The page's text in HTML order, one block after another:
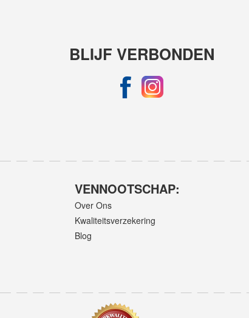
BLIJF VERBONDEN
VENNOOTSCHAP:
Over Ons
Kwaliteitsverzekering
Blog